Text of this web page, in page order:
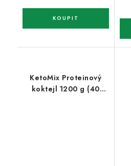
KetoMix Proteinový
koktejl 1200 g (40